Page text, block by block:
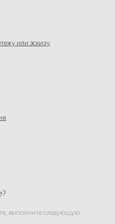
или эскизу
выполните следующую